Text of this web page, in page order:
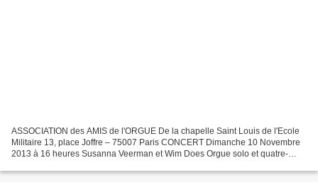
ASSOCIATION des AMIS de l'ORGUE De la chapelle Saint Louis de l'Ecole
Militaire 13, place Joffre – 75007 Paris CONCERT Dimanche 10 Novembre
2013 à 16 heures Susanna Veerman et Wim Does Orgue solo et quatre-